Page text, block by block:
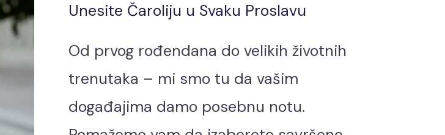
Unesite Čaroliju u Svaku Proslavu
Od prvog rođendana do velikih životnih
trenutaka – mi smo tu da vašim
događajima damo posebnu notu.